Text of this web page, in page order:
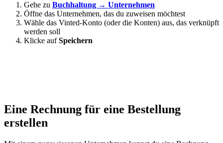
Gehe zu Buchhaltung → Unternehmen
Öffne das Unternehmen, das du zuweisen möchtest
Wähle das Vinted-Konto (oder die Konten) aus, das verknüpft
werden soll
Klicke aufSpeichern
Eine Rechnung für eine Bestellung
erstellen